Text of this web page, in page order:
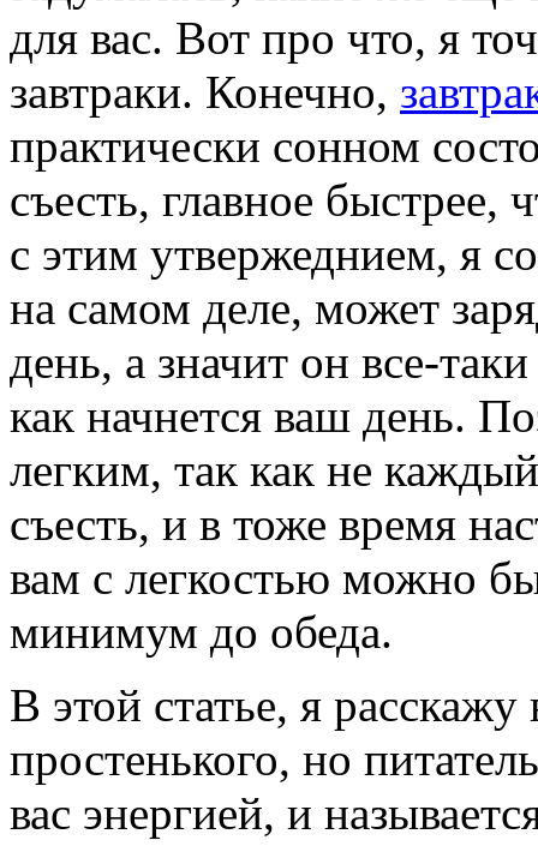
для вас. Вот про что, я
завтраки. Конечно,
практически сонном
съесть, главное быстрее,
с этим утвержеднием, я
на самом деле, может
день, а значит он все-
как начнется ваш день.
легким, так как не
съесть, и в тоже время
вам с легкостью можно
минимум до обеда.
В этой статье, я
простенького, но
вас энергией, и